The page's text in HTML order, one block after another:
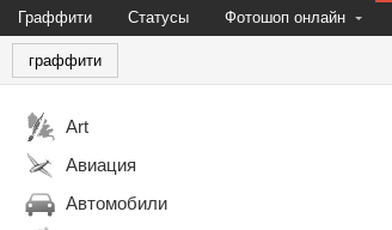
Граффити Статусы Фотошоп онлайн
граффити
Art
Авиация
Автомобили